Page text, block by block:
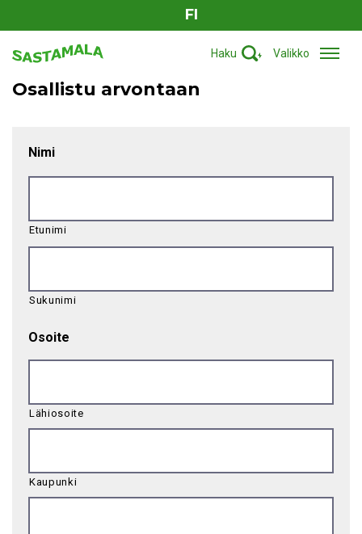
FI
Haku Valikko
Osallistu arvontaan
Nimi
Etunimi
Sukunimi
Osoite
Lähiosoite
Kaupunki